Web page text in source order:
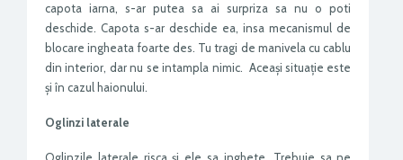
capota iarna, s-ar putea sa ai surpriza sa nu o poti
deschide. Capota s-ar deschide ea, insa mecanismul de
blocare ingheata foarte des. Tu tragi de manivela cu cablu
din interior, dar nu se intampla nimic. Aceași situație este
și în cazul haionului.
Oglinzi laterale
Oglinzile laterale risca și ele sa inghete. Trebuie sa ne